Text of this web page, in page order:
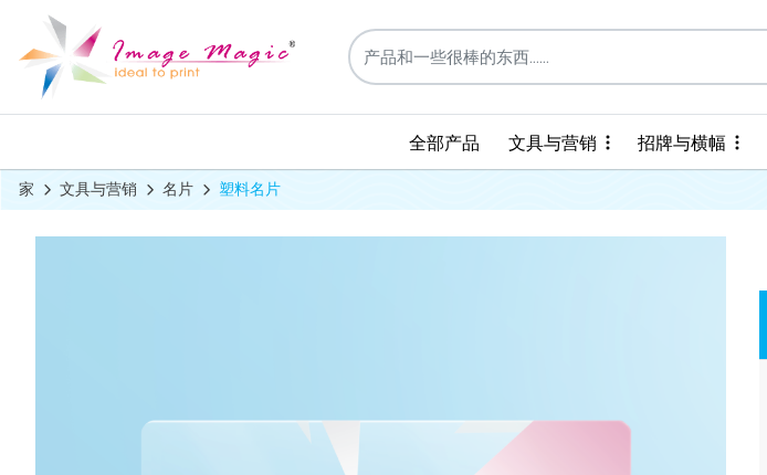
全部产品 文具与营销
文具与营销 招牌与横幅
招牌与横幅
家 文具与营销 名片 塑料名片